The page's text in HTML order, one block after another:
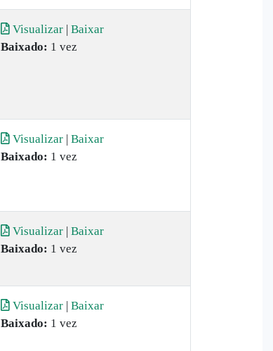
Visualizar | Baixar
Baixado: 1 vez
Visualizar | Baixar
Baixado: 1 vez
Visualizar | Baixar
Baixado: 1 vez
Visualizar | Baixar
Baixado: 1 vez